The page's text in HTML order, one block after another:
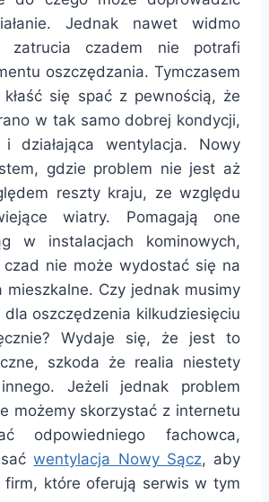
Jednak nawet widmo
zatrucia czadem nie potrafi
oszczędzania. Tymczasem
się spać z pewnością, że
w tak samo dobrej kondycji,
działająca wentylacja. Nowy
gdzie problem nie jest aż
reszty kraju, ze względu
wiatry. Pomagają one
w instalacjach kominowych,
nie może wydostać się na
mieszkalne. Czy jednak musimy
oszczędzenia kilkudziesięciu
Wydaje się, że jest to
szkoda że realia niestety
Jeżeli jednak problem
możemy skorzystać z internetu
odpowiedniego fachowca,
wentylacja Nowy Sącz, aby
firm, które oferują serwis w tym